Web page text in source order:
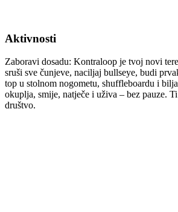
Aktivnosti
Zaboravi dosadu: Kontraloop je tvoj novi
sruši sve čunjeve, naciljaj bullseye, budi
top u stolnom nogometu, shuffleboardu i
okuplja, smije, natječe i uživa – bez pauze.
društvo.